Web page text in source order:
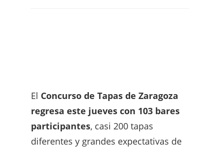
El Concurso de Tapas de Zaragoza
regresa este jueves con 103 bares
participantes, casi 200 tapas
diferentes y grandes expectativas de